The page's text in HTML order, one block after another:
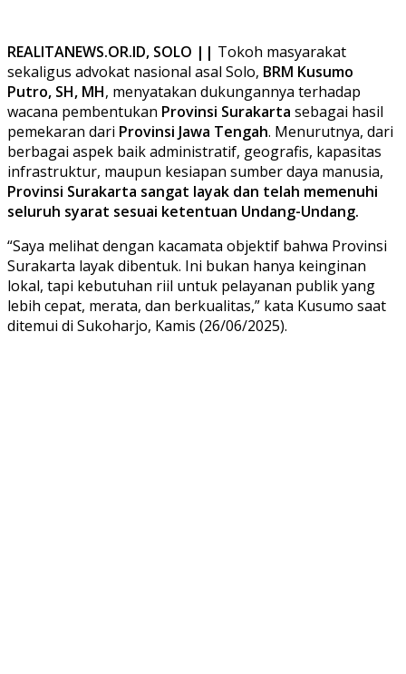
REALITANEWS.OR.ID, SOLO || Tokoh masyarakat
sekaligus advokat nasional asal Solo, BRM Kusumo
Putro, SH, MH, menyatakan dukungannya terhadap
wacana pembentukan Provinsi Surakarta sebagai hasil
pemekaran dari Provinsi Jawa Tengah. Menurutnya, dari
berbagai aspek baik administratif, geografis, kapasitas
infrastruktur, maupun kesiapan sumber daya manusia,
Provinsi Surakarta sangat layak dan telah memenuhi
seluruh syarat sesuai ketentuan Undang-Undang.
“Saya melihat dengan kacamata objektif bahwa Provinsi
Surakarta layak dibentuk. Ini bukan hanya keinginan
lokal, tapi kebutuhan riil untuk pelayanan publik yang
lebih cepat, merata, dan berkualitas,” kata Kusumo saat
ditemui di Sukoharjo, Kamis (26/06/2025).